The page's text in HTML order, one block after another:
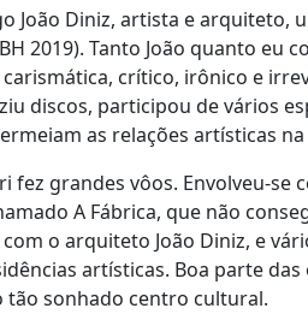
João Diniz, artista e arquiteto,
2019). Tanto João quanto
crítico, irônico e
discos, participou de vários
as relações artísticas
fez grandes vôos. Envolveu-
A Fábrica, que não
o arquiteto João Diniz, e
artísticas. Boa parte
tão sonhado centro cultural.